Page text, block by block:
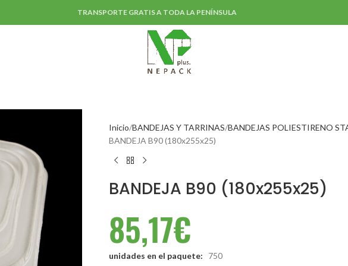
TRANSPORTE GRATIS A TODA LA PENÍNSULA
Inicio BANDEJAS Y TARRINAS BANDEJAS POLIESTIRENO
BANDEJA B90 (180x255x25)
BANDEJA B90 (180x255x25)
85,17€
unidades en el paquete: 750